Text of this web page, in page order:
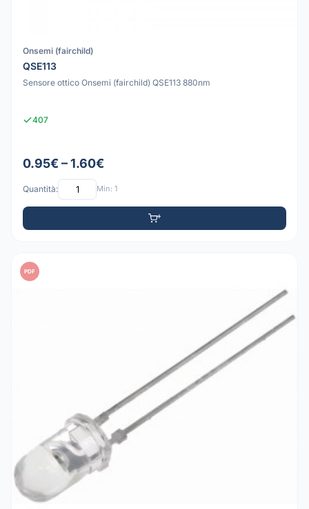
Onsemi (fairchild)
QSE113
Sensore ottico Onsemi (fairchild) QSE113 880nm
407
0.95€ – 1.60€
Quantità: Min: 1
PDF